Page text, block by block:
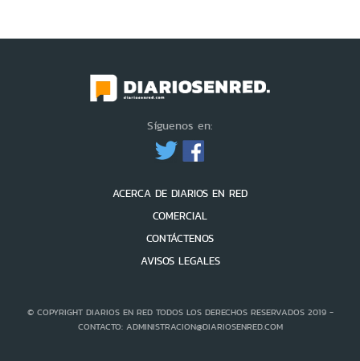
Síguenos en:
ACERCA DE DIARIOS EN RED
COMERCIAL
CONTÁCTENOS
AVISOS LEGALES
© COPYRIGHT DIARIOS EN RED TODOS LOS DERECHOS RESERVADOS 2019 -
CONTACTO: ADMINISTRACION@DIARIOSENRED.COM